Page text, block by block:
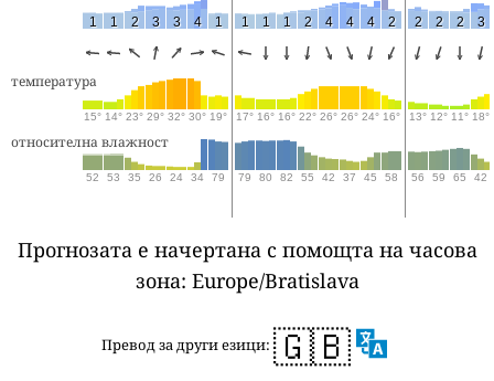
1 1 2 3 3 4 1 1 1 1 2 4 4 4 2 2 2 2 3
температура
15° 14° 23° 29° 32° 30° 19° 17° 16° 16° 22° 26° 26° 24° 16° 13° 12° 11° 18°
относителна влажност
52 53 35 26 24 34 79 79 80 82 55 42 37 45 58 56 59 65 42
Прогнозата е начертана с помощта на часова
зона: Europe/Bratislava
Превод за други езици: 🇬🇧